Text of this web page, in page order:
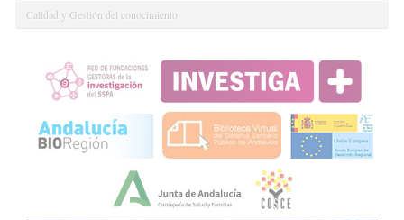
Calidad y Gestión del conocimiento